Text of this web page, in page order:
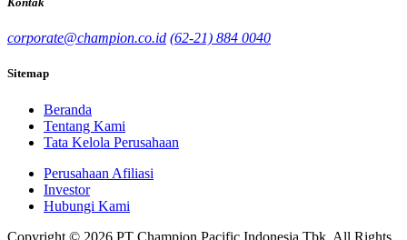
corporate@champion.co.id (62-21) 884 0040
Sitemap
Beranda
Tentang Kami
Tata Kelola Perusahaan
Perusahaan Afiliasi
Investor
Hubungi Kami
Copyright © 2026 PT Champion Pacific Indonesia Tbk. All Rights